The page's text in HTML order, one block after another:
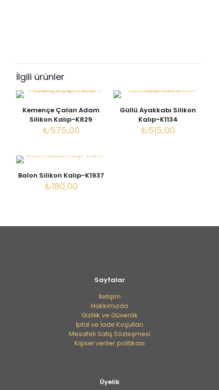
için yorum yapan ilk kişi siz olun
E-posta adresiniz yayınlanmayacak.Gerekli alanlar*ile
Derecelendirmeniz*
Daha sonraki yorumlarımda kullanılması için adım, e-
posta adresim ve site adresim bu tarayıcıya
İlgili ürünler
Kemençe Çalan Adam
Silikon Kalıp-K829
₺575,00
Güllü Ayakkabı Silikon
Kalıp-K1134
₺515,00
Balon Silikon Kalıp-K1937
₺180,00
Sayfalar
İletişim
Hakkımızda
Gizlilik ve Güvenlik
İptal ve İade Koşulları
Mesafeli Satış Sözleşmesi
Kişisel veriler politikası
Üyelik